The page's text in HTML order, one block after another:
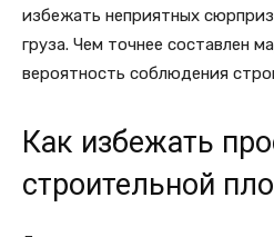
избежать неприятных
груза. Чем точнее составлен
вероятность соблюдения
Как избежать
строительной